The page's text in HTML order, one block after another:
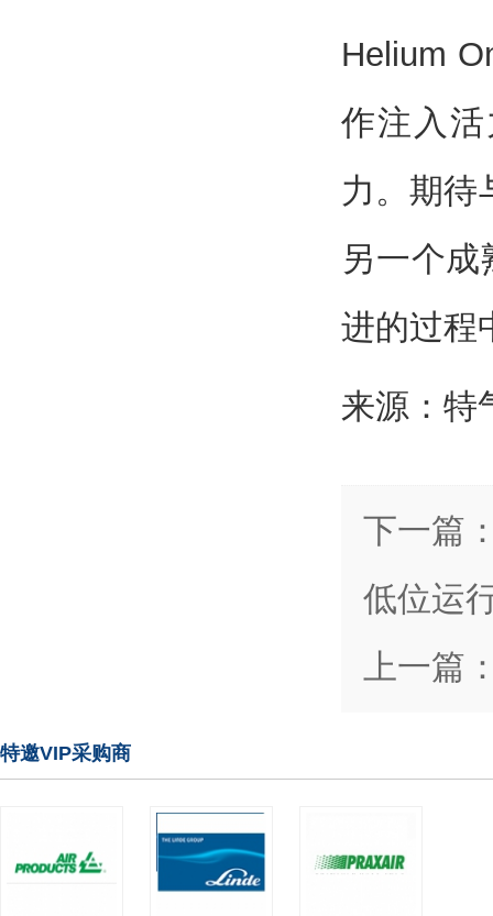
Helium
作注入
力。期待
另一个
进的过程
来源：特
下一篇
低位运
上一篇
特邀VIP采购商